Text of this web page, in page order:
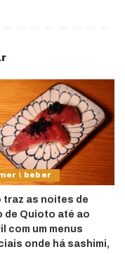
\ beber
traz as noites de
de Quioto até ao
com um menus
onde há sashimi,